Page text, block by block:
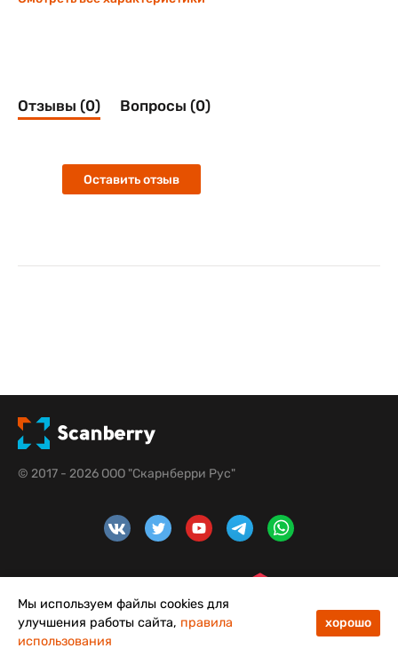
Отзывы (0) Вопросы (0)
Оставить отзыв
© 2017 - 2026 ООО "Скарнберри Рус"
48
Мы используем файлы cookies для
улучшения работы сайта, правила
использования
хорошо